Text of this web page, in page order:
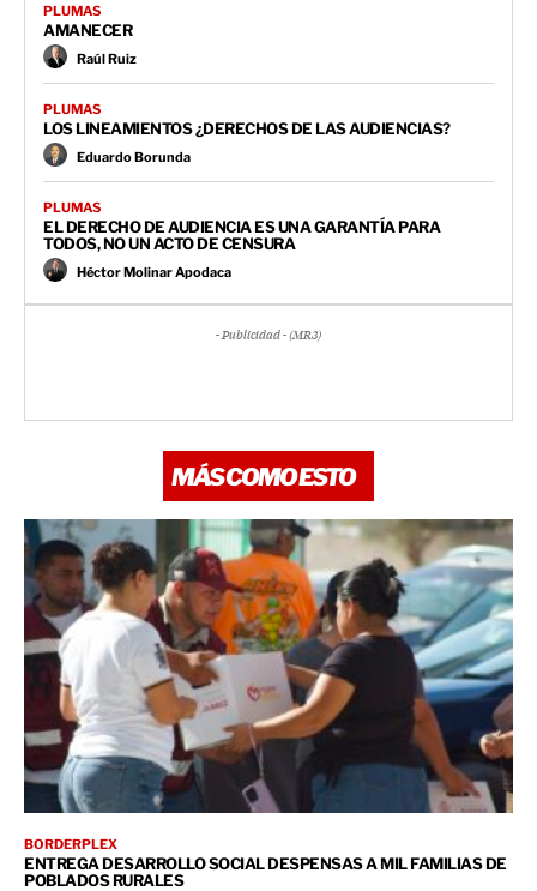
PLUMAS
AMANECER
Raúl Ruiz
PLUMAS
LOS LINEAMIENTOS ¿DERECHOS DE LAS AUDIENCIAS?
Eduardo Borunda
PLUMAS
EL DERECHO DE AUDIENCIA ES UNA GARANTÍA PARA
TODOS, NO UN ACTO DE CENSURA
Héctor Molinar Apodaca
- Publicidad - (MR3)
MÁS COMO ESTO
BORDERPLEX
ENTREGA DESARROLLO SOCIAL DESPENSAS A MIL FAMILIAS DE
POBLADOS RURALES